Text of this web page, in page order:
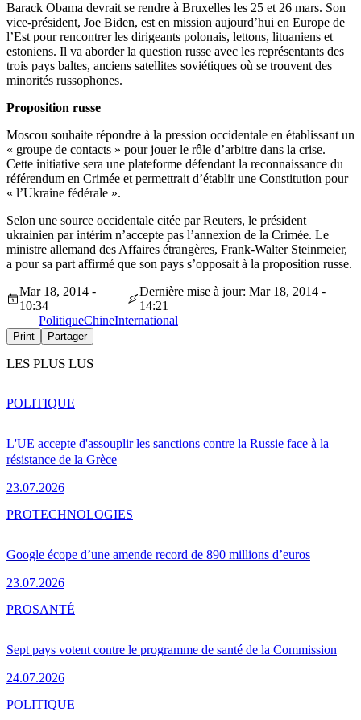
Barack Obama devrait se rendre à Bruxelles les 25 et 26 mars. Son
vice-président, Joe Biden, est en mission aujourd’hui en Europe de
l’Est pour rencontrer les dirigeants polonais, lettons, lituaniens et
estoniens. Il va aborder la question russe avec les représentants des
trois pays baltes, anciens satellites soviétiques où se trouvent des
minorités russophones.
Proposition russe
Moscou souhaite répondre à la pression occidentale en établissant un
« groupe de contacts » pour jouer le rôle d’arbitre dans la crise.
Cette initiative sera une plateforme défendant la reconnaissance du
référendum en Crimée et permettrait d’établir une Constitution pour
« l’Ukraine fédérale ».
Selon une source occidentale citée par Reuters, le président
ukrainien par intérim n’accepte pas l’annexion de la Crimée. Le
ministre allemand des Affaires étrangères, Frank-Walter Steinmeier,
a pour sa part affirmé que son pays s’opposait à la proposition russe.
Mar 18, 2014 -
10:34
Dernière mise à jour: Mar 18, 2014 -
14:21
PolitiqueChineInternational
Print Partager
LES PLUS LUS
L'UE accepte d'assouplir les sanctions contre la Russie face à la
résistance de la Grèce
23.07.2026
POLITIQUE
Google écope d’une amende record de 890 millions d’euros
23.07.2026
PROTECHNOLOGIES
Sept pays votent contre le programme de santé de la Commission
24.07.2026
PROSANTÉ
POLITIQUE